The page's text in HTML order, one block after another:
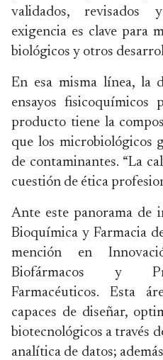
validados, revisados
exigencia es clave para
biológicos y otros
En esa misma línea, la
ensayos
producto tiene la
que los microbiológicos
de contaminantes. “La
cuestión de ética
Ante este panorama de
Bioquímica y Farmacia
mención en
Biofármacos y
Farmacéuticos. Esta
capaces de diseñar,
biotecnológicos a través
analítica de datos;